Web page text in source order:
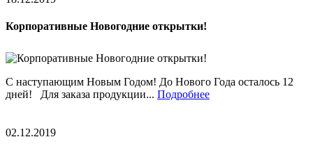
Корпоративные Новогодние открытки!
С наступающим Новым Годом! До Нового Года осталось 12
дней! Для заказа продукции... Подробнее
02.12.2019